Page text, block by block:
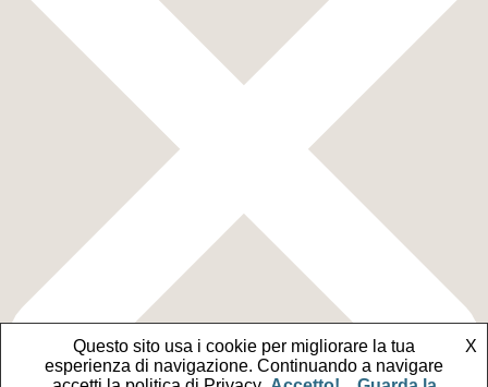
Questo sito usa i cookie per migliorare la tua
esperienza di navigazione. Continuando a navigare
X